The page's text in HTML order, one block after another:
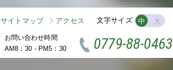
サイトマップ アクセス 文字サイズ 中 大
お問い合わせ時間
AM8：30 - PM5：30
0779-88-0463